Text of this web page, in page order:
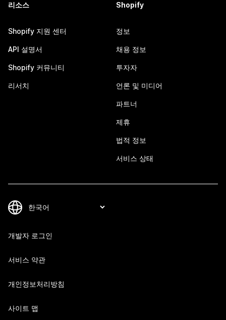
리소스
Shopify 지원 센터
API 설명서
Shopify 커뮤니티
리서치
Shopify
정보
채용 정보
투자자
언론 및 미디어
파트너
제휴
법적 정보
서비스 상태
개발자 로그인
서비스 약관
개인정보처리방침
사이트 맵